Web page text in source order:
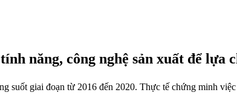
năng, công nghệ sản xuất để lựa
suốt giai đoạn từ 2016 đến 2020. Thực tế chứng minh